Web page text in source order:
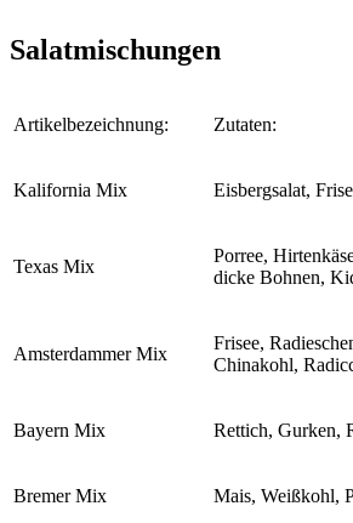
Salatmischungen
Artikelbezeichnung: Zutaten:
Kalifornia Mix Eisbergsalat,
Texas Mix
Porree,
dicke Bohnen,
Amsterdammer Mix
Frisee,
Chinakohl,
Bayern Mix Rettich, Gurken,
Bremer Mix Mais, Weißkohl,